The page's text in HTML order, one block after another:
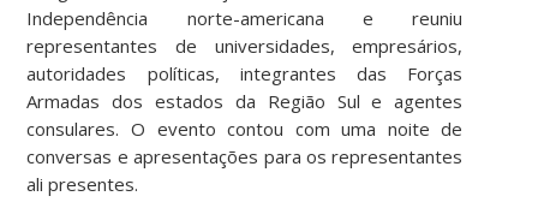
Independência norte-americana e reuniu
representantes de universidades, empresários,
autoridades políticas, integrantes das Forças
Armadas dos estados da Região Sul e agentes
consulares. O evento contou com uma noite de
conversas e apresentações para os representantes
ali presentes.